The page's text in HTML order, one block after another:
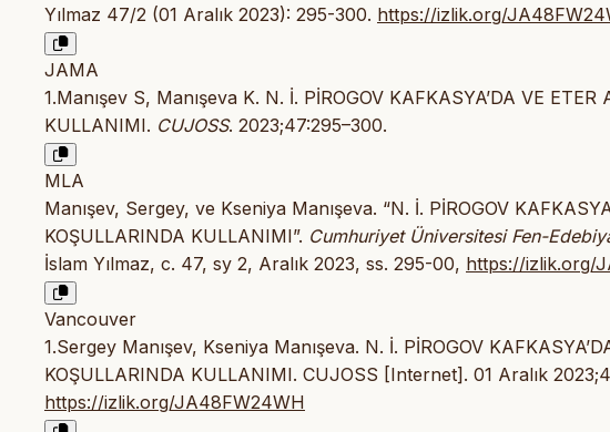
Yılmaz 47/2 (01 Aralık 2023): 295-300. https://izlik.org/
JAMA
1.Manışev S, Manışeva K. N. İ. PİROGOV KAFKASYA’DA VE
KULLANIMI. CUJOSS. 2023;47:295–300.
MLA
Manışev, Sergey, ve Kseniya Manışeva. “N. İ. PİROGOV
KOŞULLARINDA KULLANIMI”. Cumhuriyet Üniversitesi Fen-
İslam Yılmaz, c. 47, sy 2, Aralık 2023, ss. 295-00, https://izlik.org/
Vancouver
1.Sergey Manışev, Kseniya Manışeva. N. İ. PİROGOV
KOŞULLARINDA KULLANIMI. CUJOSS [Internet]. 01 Aralık
https://izlik.org/JA48FW24WH